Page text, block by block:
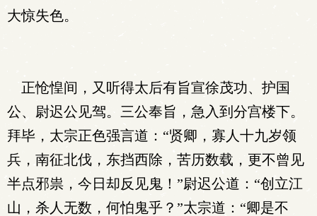
大惊失色。
正怆惶间，又听得太后有旨宣徐茂功、护国
公、尉迟公见驾。三公奉旨，急入到分宫楼下。
拜毕，太宗正色强言道：“贤卿，寡人十九岁领
兵，南征北伐，东挡西除，苦历数载，更不曾见
半点邪祟，今日却反见鬼！”尉迟公道：“创立江
山，杀人无数，何怕鬼乎？”太宗道：“卿是不